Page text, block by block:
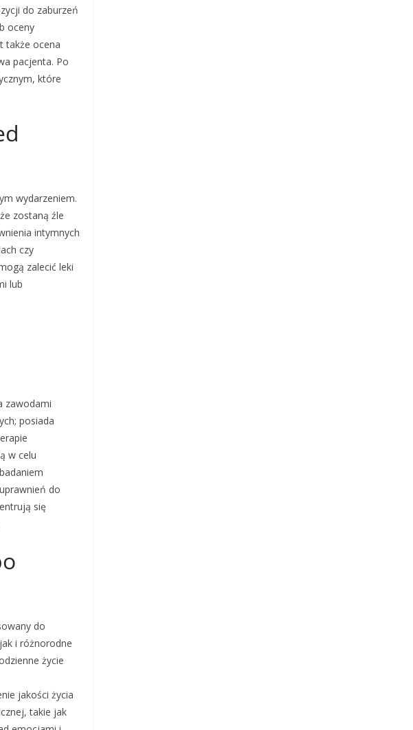
do zaburzeń
oceny
także ocena
pacjenta. Po
które
wydarzeniem.
zostaną źle
intymnych
czy
zalecić leki
lub
zawodami
posiada
w celu
do
się
do
i różnorodne
życie
jakości życia
takie jak